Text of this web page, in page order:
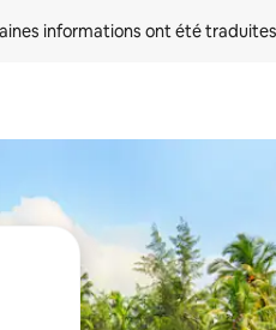
informations ont été